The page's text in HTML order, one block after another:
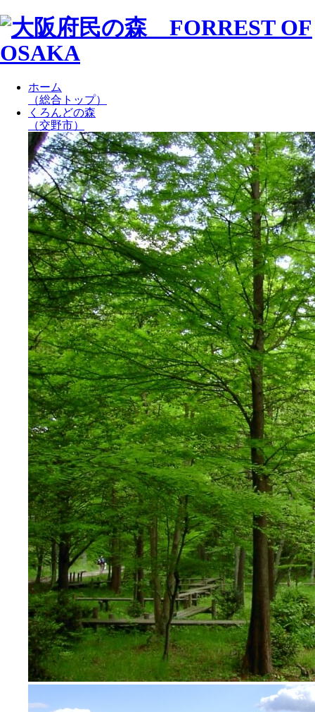
ホーム
（総合トップ）
くろんどの森
（交野市）